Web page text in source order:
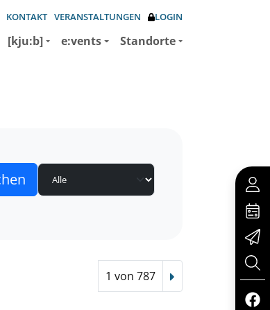
KONTAKT VERANSTALTUNGEN LOGIN
[kju:b] e:vents Standorte
1 von 787 Nächster Treffer